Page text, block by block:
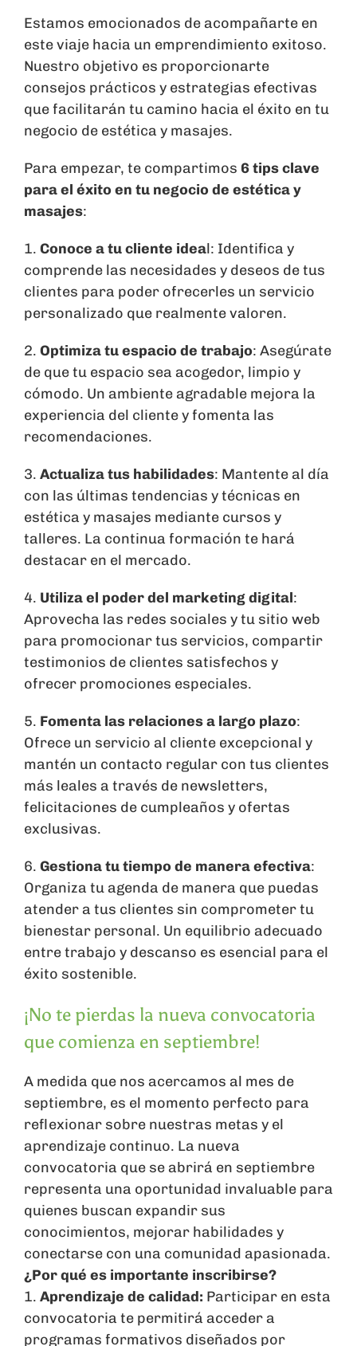
Estamos emocionados de acompañarte en
este viaje hacia un emprendimiento exitoso.
Nuestro objetivo es proporcionarte
consejos prácticos y estrategias efectivas
que facilitarán tu camino hacia el éxito en tu
negocio de estética y masajes.
Para empezar, te compartimos 6 tips clave
para el éxito en tu negocio de estética y
masajes:
1. Conoce a tu cliente ideal: Identifica y
comprende las necesidades y deseos de tus
clientes para poder ofrecerles un servicio
personalizado que realmente valoren.
2. Optimiza tu espacio de trabajo: Asegúrate
de que tu espacio sea acogedor, limpio y
cómodo. Un ambiente agradable mejora la
experiencia del cliente y fomenta las
recomendaciones.
3. Actualiza tus habilidades: Mantente al día
con las últimas tendencias y técnicas en
estética y masajes mediante cursos y
talleres. La continua formación te hará
destacar en el mercado.
4. Utiliza el poder del marketing digital:
Aprovecha las redes sociales y tu sitio web
para promocionar tus servicios, compartir
testimonios de clientes satisfechos y
ofrecer promociones especiales.
5. Fomenta las relaciones a largo plazo:
Ofrece un servicio al cliente excepcional y
mantén un contacto regular con tus clientes
más leales a través de newsletters,
felicitaciones de cumpleaños y ofertas
exclusivas.
6. Gestiona tu tiempo de manera efectiva:
Organiza tu agenda de manera que puedas
atender a tus clientes sin comprometer tu
bienestar personal. Un equilibrio adecuado
entre trabajo y descanso es esencial para el
éxito sostenible.
¡No te pierdas la nueva convocatoria
que comienza en septiembre!
A medida que nos acercamos al mes de
septiembre, es el momento perfecto para
reflexionar sobre nuestras metas y el
aprendizaje continuo. La nueva
convocatoria que se abrirá en septiembre
representa una oportunidad invaluable para
quienes buscan expandir sus
conocimientos, mejorar habilidades y
conectarse con una comunidad apasionada.
¿Por qué es importante inscribirse?
1. Aprendizaje de calidad: Participar en esta
convocatoria te permitirá acceder a
programas formativos diseñados por